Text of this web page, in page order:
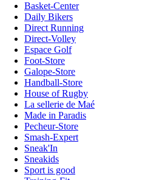
Basket-Center
Daily Bikers
Direct Running
Direct-Volley
Espace Golf
Foot-Store
Galope-Store
Handball-Store
House of Rugby
La sellerie de Maé
Made in Paradis
Pecheur-Store
Smash-Expert
Sneak'In
Sneakids
Sport is good